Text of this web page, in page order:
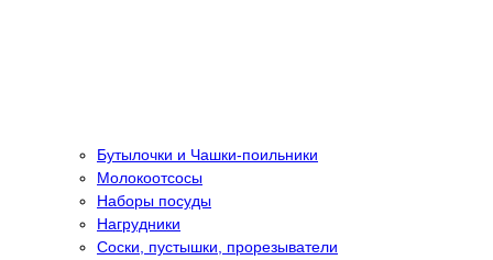
Бутылочки и Чашки-поильники
Молокоотсосы
Наборы посуды
Нагрудники
Соски, пустышки, прорезыватели